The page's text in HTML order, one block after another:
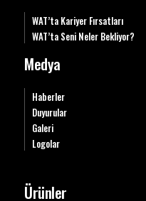
WAT’ta Kariyer Fırsatları
WAT’ta Seni Neler Bekliyor?
Medya
Haberler
Duyurular
Galeri
Logolar
Ürünler